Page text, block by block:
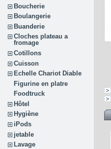
Boucherie
Boulangerie
Buanderie
Cloches plateau a
fromage
Cotillons
Cuisson
Echelle Chariot Diable
Figurine en platre
Foodtruck
Hôtel
Hygiène
iPods
jetable
Lavage